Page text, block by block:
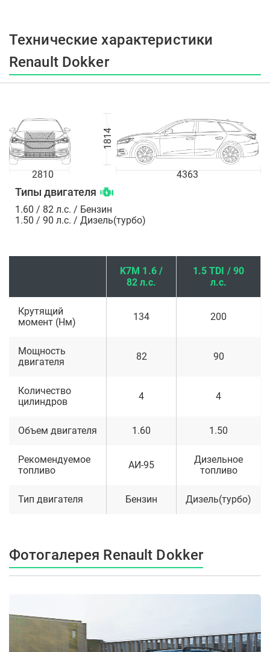
Технические характеристики
Renault Dokker
2810
1814
4363
Типы двигателя
1.60 / 82 л.с. / Бензин
1.50 / 90 л.с. / Дизель(турбо)
K7M 1.6 /
82 л.с.
1.5 TDI / 90
л.с.
Крутящий
момент (Нм)
134 200
Мощность
двигателя
82 90
Количество
цилиндров
4 4
Объем двигателя 1.60 1.50
Рекомендуемое
топливо
АИ-95
Дизельное
топливо
Тип двигателя Бензин Дизель(турбо)
Фотогалерея Renault Dokker